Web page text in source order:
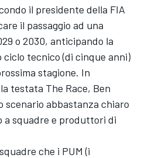
il presidente della FIA
il passaggio ad una
o 2030, anticipando la
ciclo tecnico (di cinque anni)
stagione. In
testata The Race, Ben
scenario abbastanza chiaro
a squadre e produttori di
che i PUM (i